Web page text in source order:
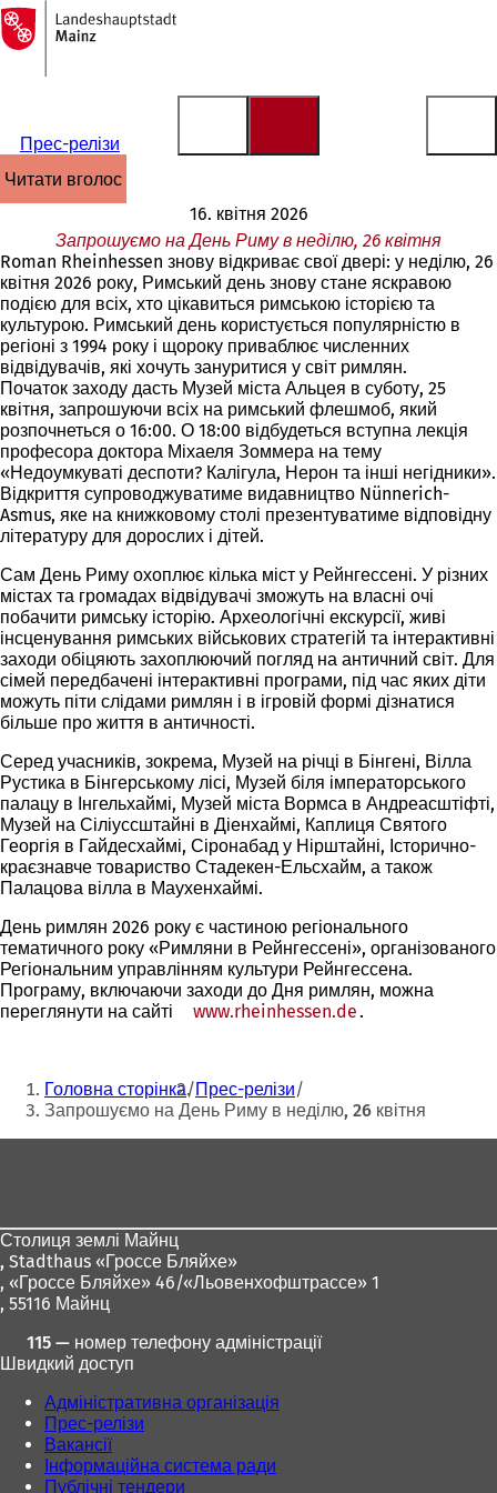
Перейти до змісту
На
головну
сторінку
Прес-релізи
читати вголос
16. квітня 2026
Запрошуємо на День Риму в неділю, 26 квітня
Roman Rheinhessen знову відкриває свої двері: у неділю, 26
квітня 2026 року, Римський день знову стане яскравою
подією для всіх, хто цікавиться римською історією та
культурою. Римський день користується популярністю в
регіоні з 1994 року і щороку приваблює численних
відвідувачів, які хочуть зануритися у світ римлян.
Початок заходу дасть Музей міста Альцея в суботу, 25
квітня, запрошуючи всіх на римський флешмоб, який
розпочнеться о 16:00. О 18:00 відбудеться вступна лекція
професора доктора Міхаеля Зоммера на тему
«Недоумкуваті деспоти? Калігула, Нерон та інші негідники».
Відкриття супроводжуватиме видавництво Nünnerich-
Asmus, яке на книжковому столі презентуватиме відповідну
літературу для дорослих і дітей.
Сам День Риму охоплює кілька міст у Рейнгессені. У різних
містах та громадах відвідувачі зможуть на власні очі
побачити римську історію. Археологічні екскурсії, живі
інсценування римських військових стратегій та інтерактивні
заходи обіцяють захоплюючий погляд на античний світ. Для
сімей передбачені інтерактивні програми, під час яких діти
можуть піти слідами римлян і в ігровій формі дізнатися
більше про життя в античності.
Серед учасників, зокрема, Музей на річці в Бінгені, Вілла
Рустика в Бінгерському лісі, Музей біля імператорського
палацу в Інгельхаймі, Музей міста Вормса в Андреасштіфті,
Музей на Сіліуссштайні в Діенхаймі, Каплиця Святого
Георгія в Гайдесхаймі, Сіронабад у Нірштайні, Історично-
краєзнавче товариство Стадекен-Ельсхайм, а також
Палацова вілла в Маухенхаймі.
День римлян 2026 року є частиною регіонального
тематичного року «Римляни в Рейнгессені», організованого
Регіональним управлінням культури Рейнгессена.
Програму, включаючи заходи до Дня римлян, можна
переглянути на сайті
www.rheinhessen.de(Відкривається
.
Ти
тут:
Головна сторінка Прес-релізи
Запрошуємо на День Риму в неділю, 26 квітня
Столиця землі Майнц
, Stadthaus «Гроссе Бляйхе»
, «Гроссе Бляйхе» 46/«Льовенхофштрассе» 1
, 55116 Майнц
115 — номер телефону адміністрації
Швидкий доступ
Адміністративна організація
Прес-релізи
Вакансії
Інформаційна система ради
Публічні тендери